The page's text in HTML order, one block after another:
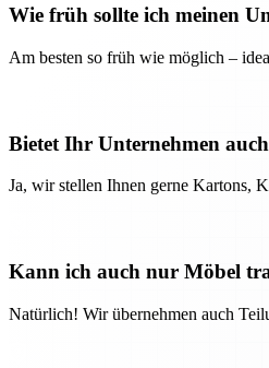
Wie früh sollte ich meinen
Am besten so früh wie möglich –
Bietet Ihr Unternehmen
Ja, wir stellen Ihnen gerne Kartons,
Kann ich auch nur Möbel
Natürlich! Wir übernehmen auch